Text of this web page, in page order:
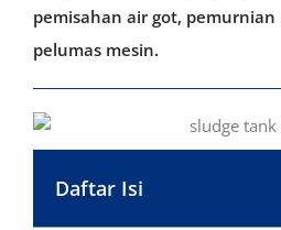
pemisahan air got, pemurnian
pelumas mesin.
Daftar Isi